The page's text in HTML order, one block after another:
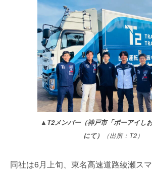
▲T2メンバー（神戸市「ポーアイし
にて）
（出所：T2）
同社は6月上旬、東名高速道路綾瀬ス